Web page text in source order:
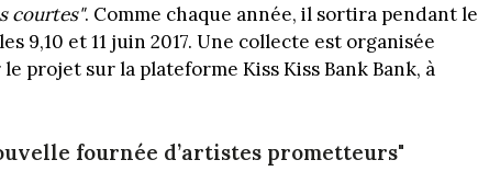
courtes". Comme chaque année, il sortira pendant le
9,10 et 11 juin 2017. Une collecte est organisée
projet sur la plateforme Kiss Kiss Bank Bank, à
fournée d’artistes prometteurs"